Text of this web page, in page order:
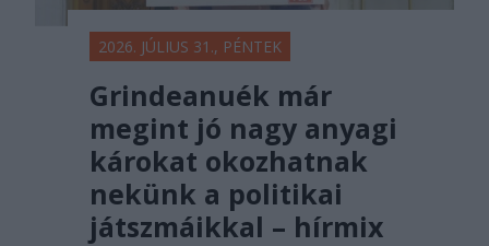
2026. JÚLIUS 31., PÉNTEK
Grindeanuék már
megint jó nagy anyagi
károkat okozhatnak
nekünk a politikai
játszmáikkal – hírmix